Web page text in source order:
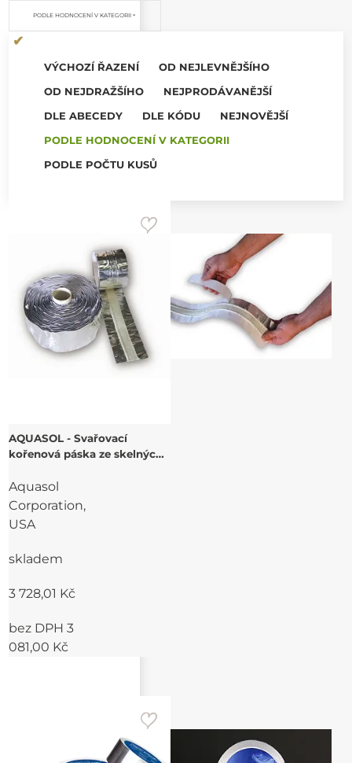
PODLE HODNOCENÍ V KATEGORII
VÝCHOZÍ ŘAZENÍ
OD NEJLEVNĚJŠÍHO
OD NEJDRAŽŠÍHO
NEJPRODÁVANĚJŠÍ
DLE ABECEDY
DLE KÓDU
NEJNOVĚJŠÍ
PODLE HODNOCENÍ V KATEGORII
PODLE POČTU KUSŮ
AQUASOL - Svařovací
kořenová páska ze skelných
Aquasol
Corporation,
USA
skladem
3 728,01 Kč
bez DPH 3
081,00 Kč